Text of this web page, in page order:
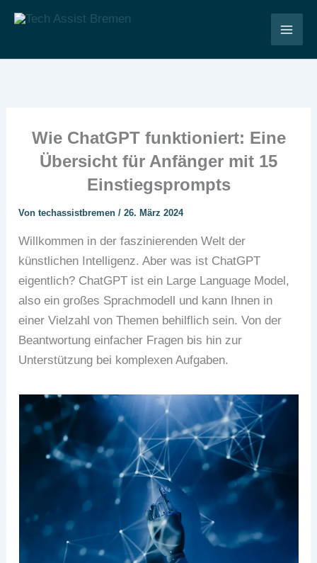
Inhalt
Wie ChatGPT funktioniert: Eine
Übersicht für Anfänger mit 15
Einstiegsprompts
Vontechassistbremen/26. März 2024
Willkommen in der faszinierenden Welt der
künstlichen Intelligenz. Aber was ist ChatGPT
eigentlich? ChatGPT ist ein Large Language Model,
also ein großes Sprachmodell und kann Ihnen in
einer Vielzahl von Themen behilflich sein. Von der
Beantwortung einfacher Fragen bis hin zur
Unterstützung bei komplexen Aufgaben.